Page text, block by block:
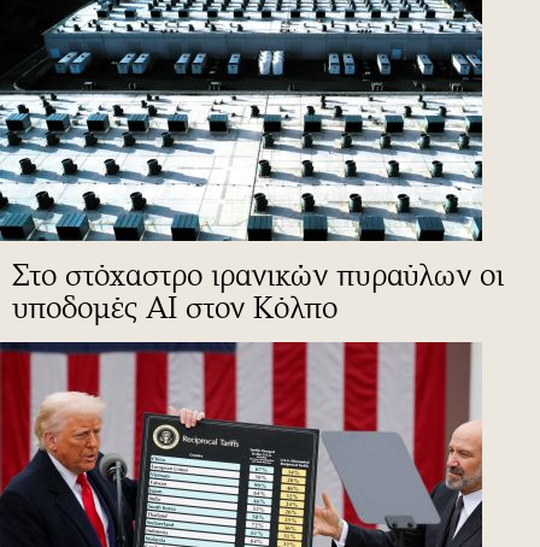
Στο στόχαστρο ιρανικών πυραύλων οι
υποδομές ΑΙ στον Κόλπο